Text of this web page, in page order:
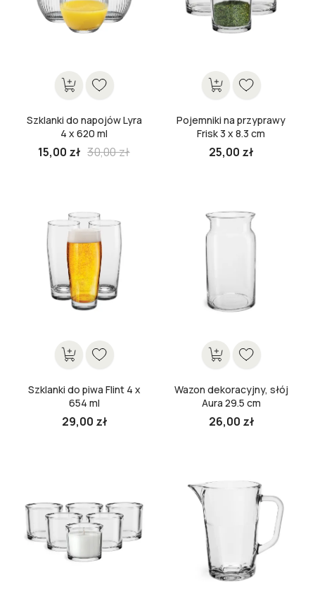
Szklanki do napojów Lyra
4 x 620 ml
15,00 zł 30,00 złCena
Pojemniki na przyprawy
Frisk 3 x 8.3 cm
25,00 zł
Szklanki do piwa Flint 4 x
654 ml
29,00 zł
Wazon dekoracyjny, słój
Aura 29.5 cm
26,00 zł